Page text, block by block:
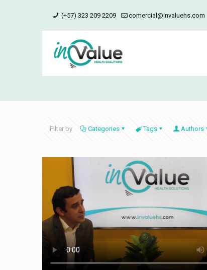
(+57) 323 209 2209 comercial@invaluehs.com
Filter by Categories Tags Authors